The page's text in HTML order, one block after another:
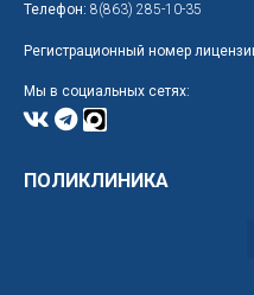
Телефон: 8(863) 285-10-35
Регистрационный номер
Мы в социальных сетях:
ПОЛИКЛИНИКА